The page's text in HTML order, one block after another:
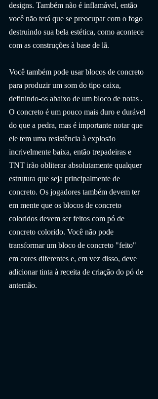
designs. Também não é inflamável, então
você não terá que se preocupar com o fogo
destruindo sua bela estética, como acontece
com as construções à base de lã.
Você também pode usar blocos de concreto
para produzir um som do tipo caixa,
definindo-os abaixo de um bloco de notas .
O concreto é um pouco mais duro e durável
do que a pedra, mas é importante notar que
ele tem uma resistência à explosão
incrivelmente baixa, então trepadeiras e
TNT irão obliterar absolutamente qualquer
estrutura que seja principalmente de
concreto. Os jogadores também devem ter
em mente que os blocos de concreto
coloridos devem ser feitos com pó de
concreto colorido. Você não pode
transformar um bloco de concreto "feito"
em cores diferentes e, em vez disso, deve
adicionar tinta à receita de criação do pó de
antemão.